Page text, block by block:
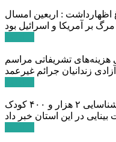
اظهارداشت : اربعین امسال
هزینه‌های تشریفاتی مراسم
زندانیان جرائم غیرعمد
مدیر کل بهزیستی استان البرز از شناسایی ۲ هزار و ۴۰۰ کودک